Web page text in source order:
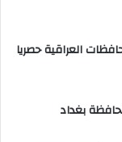
لجميع المحافظات العراقية حصريا
بغداد